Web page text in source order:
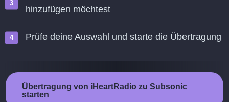
hinzufügen möchtest
Prüfe deine Auswahl und starte die Übertragung
Übertragung von iHeartRadio zu Subsonic
starten